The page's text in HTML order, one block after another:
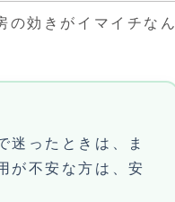
の効きがイマイチなん
迷ったときは、ま
が不安な方は、安